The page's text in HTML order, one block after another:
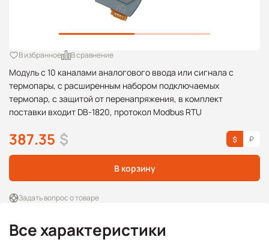
Модуль с 10 каналами аналогового ввода или сигнала с
термопары, с расширенным набором подключаемых
термопар, с защитой от перенапряжения, в комплект
поставки входит DB-1820, протокол Modbus RTU
В избранное В сравнение
387.35 $
В корзину
Задать вопрос о товаре
Все характеристики